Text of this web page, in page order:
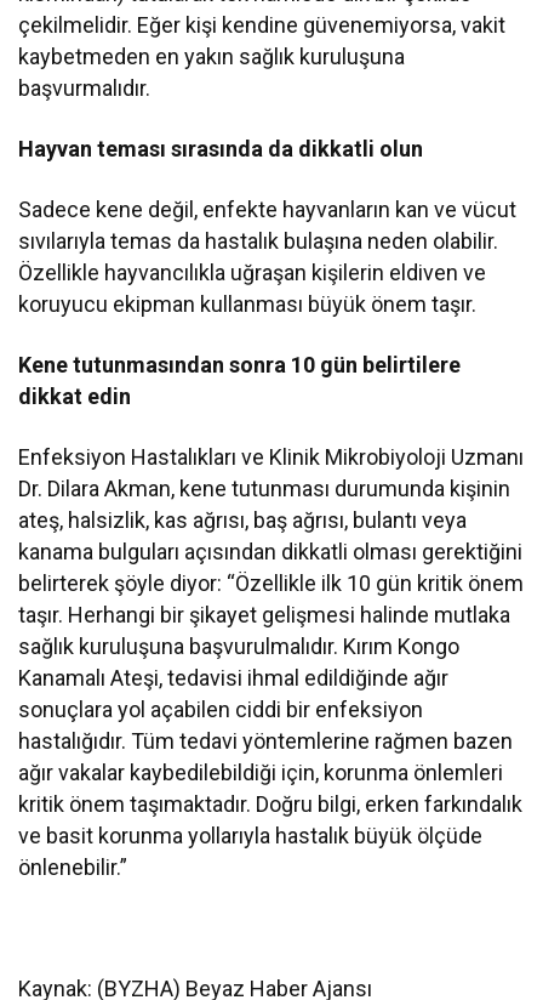
çekilmelidir. Eğer kişi kendine güvenemiyorsa, vakit
kaybetmeden en yakın sağlık kuruluşuna
başvurmalıdır.
Hayvan teması sırasında da dikkatli olun
Sadece kene değil, enfekte hayvanların kan ve vücut
sıvılarıyla temas da hastalık bulaşına neden olabilir.
Özellikle hayvancılıkla uğraşan kişilerin eldiven ve
koruyucu ekipman kullanması büyük önem taşır.
Kene tutunmasından sonra 10 gün belirtilere
dikkat edin
Enfeksiyon Hastalıkları ve Klinik Mikrobiyoloji Uzmanı
Dr. Dilara Akman, kene tutunması durumunda kişinin
ateş, halsizlik, kas ağrısı, baş ağrısı, bulantı veya
kanama bulguları açısından dikkatli olması gerektiğini
belirterek şöyle diyor: “Özellikle ilk 10 gün kritik önem
taşır. Herhangi bir şikayet gelişmesi halinde mutlaka
sağlık kuruluşuna başvurulmalıdır. Kırım Kongo
Kanamalı Ateşi, tedavisi ihmal edildiğinde ağır
sonuçlara yol açabilen ciddi bir enfeksiyon
hastalığıdır. Tüm tedavi yöntemlerine rağmen bazen
ağır vakalar kaybedilebildiği için, korunma önlemleri
kritik önem taşımaktadır. Doğru bilgi, erken farkındalık
ve basit korunma yollarıyla hastalık büyük ölçüde
önlenebilir.”
Kaynak: (BYZHA) Beyaz Haber Ajansı